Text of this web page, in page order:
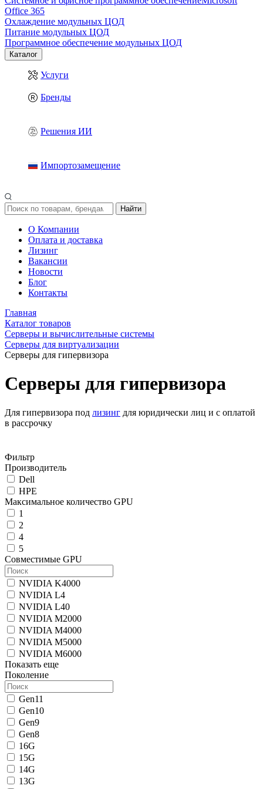
Office 365
Охлаждение модульных ЦОД
Питание модульных ЦОД
Программное обеспечение модульных ЦОД
Каталог
Услуги
Бренды
Решения ИИ
Импортозамещение
Найти
О Компании
Оплата и доставка
Лизинг
Вакансии
Новости
Блог
Контакты
Главная
Каталог товаров
Серверы и вычислительные системы
Серверы для виртуализации
Серверы для гипервизора
Серверы для гипервизора
Для гипервизора под лизинг для юридически лиц и с оплатой
в рассрочку
Фильтр
Производитель
Dell
HPE
Максимальное количество GPU
1
2
4
5
Совместимые GPU
NVIDIA K4000
NVIDIA L4
NVIDIA L40
NVIDIA M2000
NVIDIA M4000
NVIDIA M5000
NVIDIA M6000
Показать еще
Поколение
Gen11
Gen10
Gen9
Gen8
16G
15G
14G
13G